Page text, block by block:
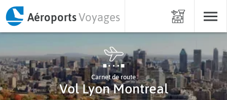
AéroportsVoyages
Carnet de route
Vol Lyon Montreal